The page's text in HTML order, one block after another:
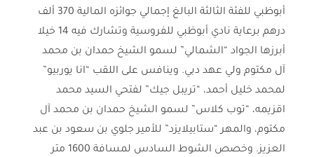
أبوظبي للفئة الثالثة البالغ إجمالي جوائزه المالية 370 ألف
درهم برعاية نادي أبوظبي للفروسية وتشارك فيه 14 خيلا
أبرزها الجواد “الشمالي” لسمو الشيخ حمدان بن محمد
آل مكتوم ولي عهد دبي. وينافس على اللقب “انا يوربيو”
لمحمد خليل أحمد، “تريبل جيك” لفتحي السيد محمد
اقزيمه، “توب كلاس” لسمو الشيخ حمدان بن محمد آل
مكتوم، والمهر “ستابيلايزد” للأمير جلوي بن سعود بن عبد
العزيز. وخصص الشوط السادس لمسافة 1600 متر